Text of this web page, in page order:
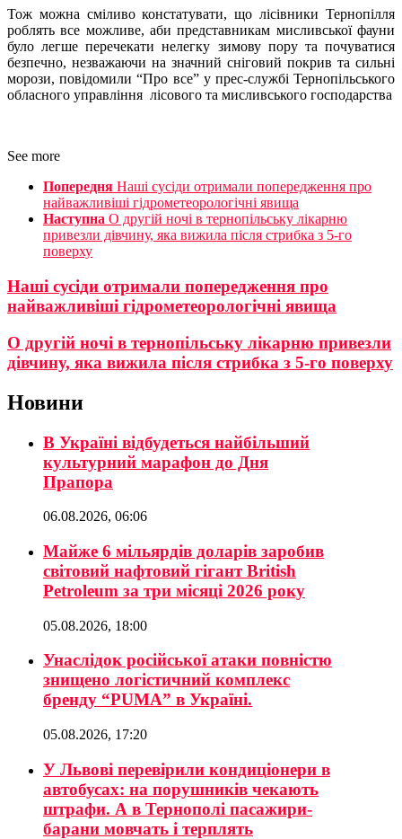
Тож можна сміливо констатувати, що лісівники Тернопілля
роблять все можливе, аби представникам мисливської фауни
було легше перечекати нелегку зимову пору та почуватися
безпечно, незважаючи на значний сніговий покрив та сильні
морози, повідомили “Про все” у прес-службі Тернопільського
обласного управління лісового та мисливського господарства
See more
Попередня Наші сусіди отримали попередження про
найважливіші гідрометеорологічні явища
Наступна О другій ночі в тернопільську лікарню
привезли дівчину, яка вижила після стрибка з 5-го
поверху
Наші сусіди отримали попередження про
найважливіші гідрометеорологічні явища
О другій ночі в тернопільську лікарню привезли
дівчину, яка вижила після стрибка з 5-го поверху
Новини
В Україні відбудеться найбільший
культурний марафон до Дня
Прапора
06.08.2026, 06:06
Майже 6 мільярдів доларів заробив
світовий нафтовий гігант British
Petroleum за три місяці 2026 року
05.08.2026, 18:00
Унаслідок російської атаки повністю
знищено логістичний комплекс
бренду “PUMA” в Україні.
05.08.2026, 17:20
У Львові перевірили кондиціонери в
автобусах: на порушників чекають
штрафи. А в Тернополі пасажири-
барани мовчать і терплять